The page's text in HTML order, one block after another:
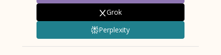
Grok
Perplexity